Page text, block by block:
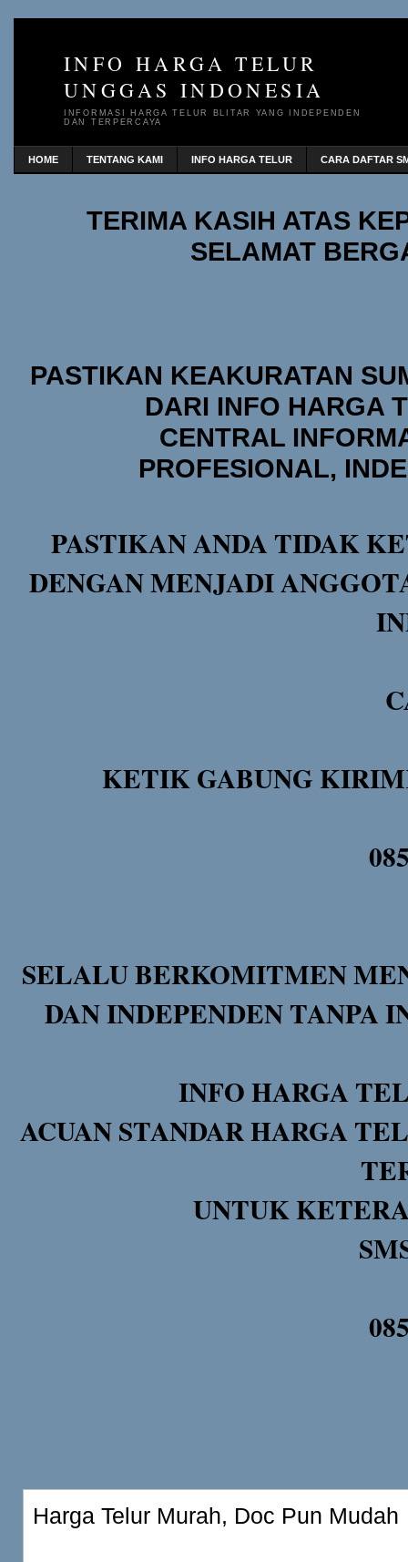
INFO HARGA TELUR
UNGGAS INDONESIA
INFORMASI HARGA TELUR BLITAR YANG INDEPENDEN
DAN TERPERCAYA
HOME TENTANG KAMI INFO HARGA TELUR CARA DAFTAR
TERIMA KASIH ATAS
SELAMAT
PASTIKAN KEAKURATAN
DARI INFO HARGA
CENTRAL
PROFESIONAL,
PASTIKAN ANDA TIDAK
DENGAN MENJADI
KETIK GABUNG
SELALU BERKOMITMEN
DAN INDEPENDEN TANPA
INFO HARGA
ACUAN STANDAR HARGA
UNTUK
Harga Telur Murah, Doc Pun Mudah